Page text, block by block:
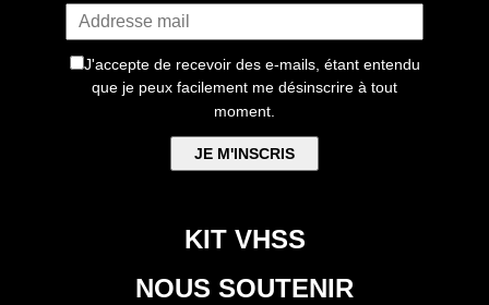
J'accepte de recevoir des e-mails, étant entendu
que je peux facilement me désinscrire à tout
moment.
KIT VHSS
NOUS SOUTENIR